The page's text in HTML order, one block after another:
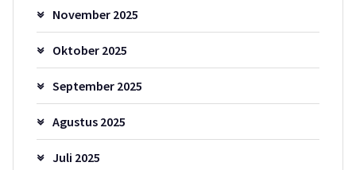
November 2025
Oktober 2025
September 2025
Agustus 2025
Juli 2025